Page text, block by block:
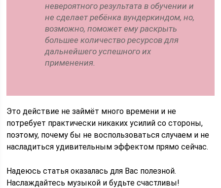
невероятного результата в обучении и
не сделает ребёнка вундеркиндом, но,
возможно, поможет ему раскрыть
большее количество ресурсов для
дальнейшего успешного их
применения.
Это действие не займёт много времени и не
потребует практически никаких усилий со стороны,
поэтому, почему бы не воспользоваться случаем и не
насладиться удивительным эффектом прямо сейчас.
Надеюсь статья оказалась для Вас полезной.
Наслаждайтесь музыкой и будьте счастливы!